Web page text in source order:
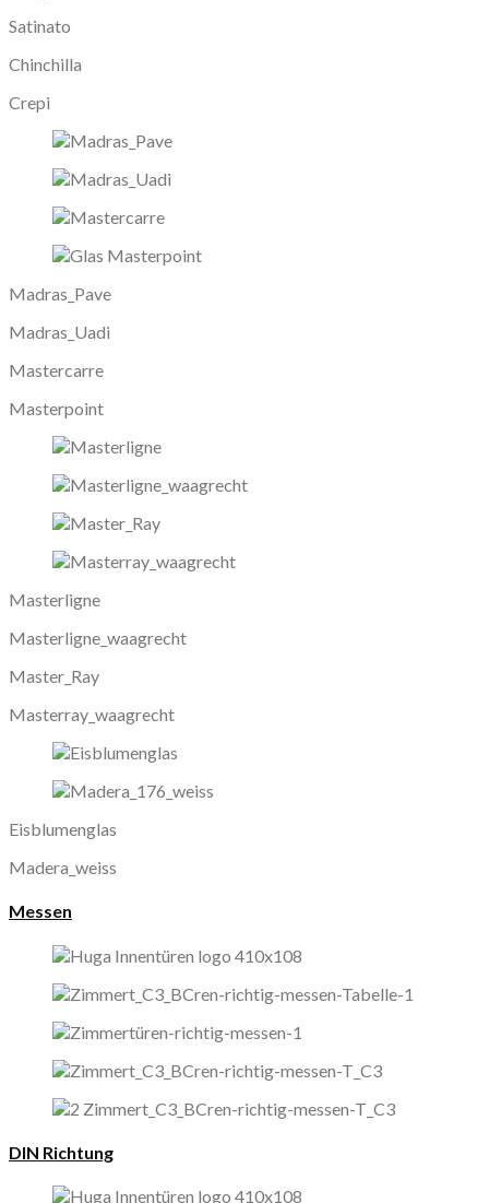
Satinato
Chinchilla
Crepi
Madras_Pave
Madras_Uadi
Mastercarre
Masterpoint
Masterligne
Masterligne_waagrecht
Master_Ray
Masterray_waagrecht
Eisblumenglas
Madera_weiss
Messen
DIN Richtung